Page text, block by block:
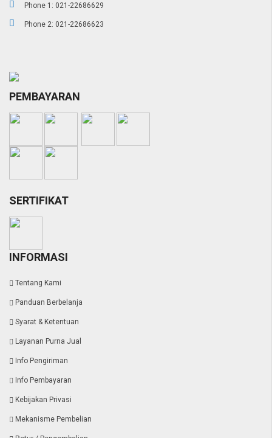
Phone 1: 021-22686629
Phone 2: 021-22686623
PEMBAYARAN
SERTIFIKAT
INFORMASI
Tentang Kami
Panduan Berbelanja
Syarat & Ketentuan
Layanan Purna Jual
Info Pengiriman
Info Pembayaran
Kebijakan Privasi
Mekanisme Pembelian